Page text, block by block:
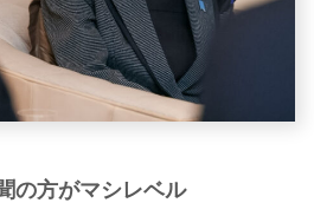
の方がマシレベル